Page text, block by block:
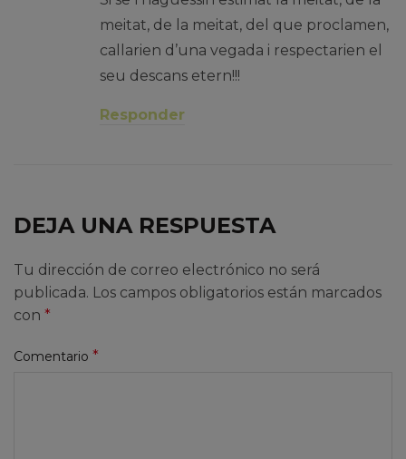
meitat, de la meitat, del que proclamen,
callarien d’una vegada i respectarien el
seu descans etern!!!
Responder
DEJA UNA RESPUESTA
Tu dirección de correo electrónico no será
publicada. Los campos obligatorios están marcados
con *
Comentario *